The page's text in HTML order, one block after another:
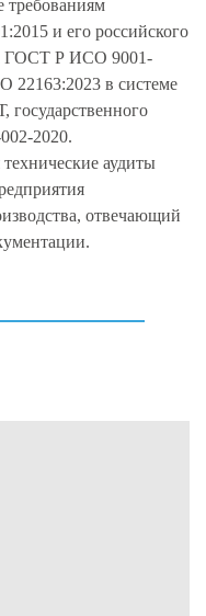
требованиям
и его российского
ГОСТ Р ИСО 9001-
22163:2023 в системе
2020.
аудиты
отвечающий